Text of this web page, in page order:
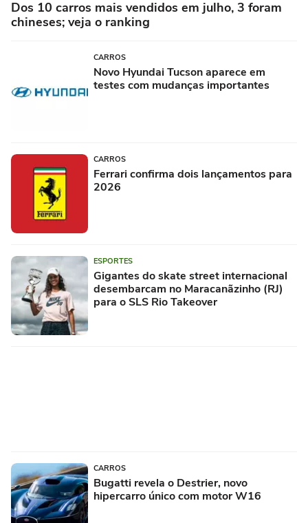
Dos 10 carros mais vendidos em julho, 3 foram
chineses; veja o ranking
CARROS
Novo Hyundai Tucson aparece em
testes com mudanças importantes
CARROS
Ferrari confirma dois lançamentos para
2026
ESPORTES
Gigantes do skate street internacional
desembarcam no Maracanãzinho (RJ)
para o SLS Rio Takeover
CARROS
Bugatti revela o Destrier, novo
hipercarro único com motor W16